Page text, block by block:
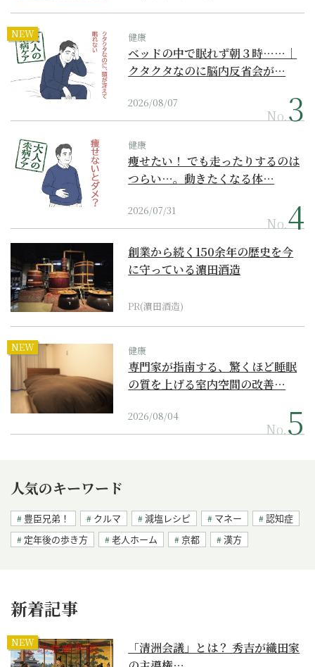
NEW 健康
ベッドの中で眠れず朝３時……｜
クタクタなのに脳内反省会が…
2026/08/07
No.
健康
痩せたい！ でも走ったりするのは
つらい…。動きたくなる体…
2026/07/31
No.
創業から続く150余年の歴史を今
に守っている濵田酒造
PR(濵田酒造)
NEW 健康
専門家が指南する、驚くほど睡眠
の質を上げる室内空間の改善…
2026/08/04
No.
人気のキーワード
豊臣兄弟！ クルマ 減塩レシピ マネー
認知症
定年後の歩き方
老人ホーム 京都 漢方
新着記事
NEW
「清洲会議」とは？ 秀吉が織田家